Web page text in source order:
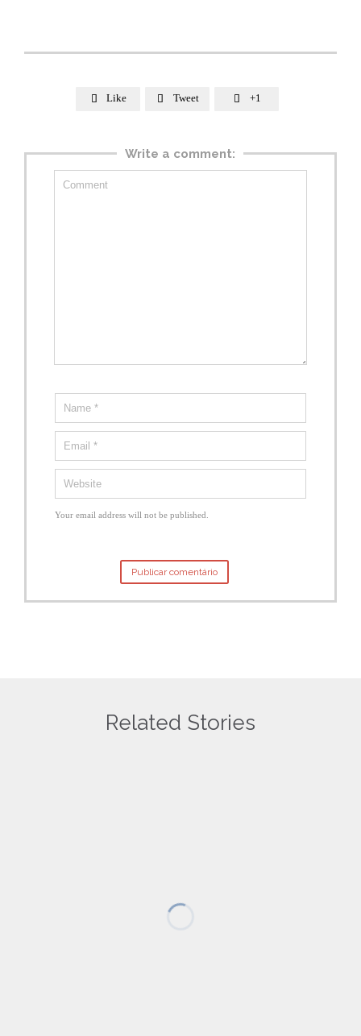
 Like  Tweet  +1
Write a comment:
Your email address will not be published.
Related Stories